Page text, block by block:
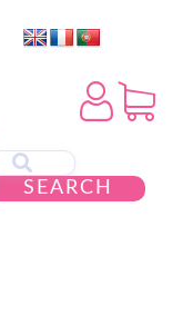
SEARCH